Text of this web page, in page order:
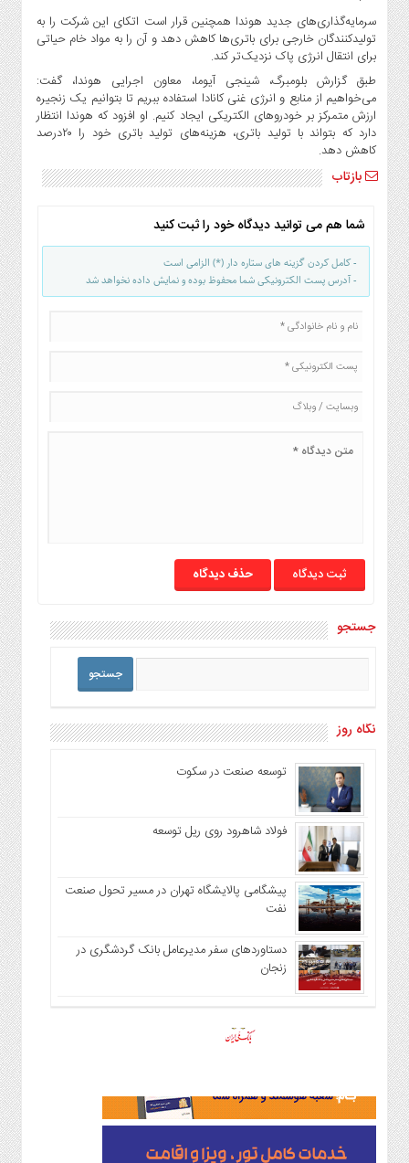
کشاورزی
و
صنایع
غذایی
سیاسی
و
بین
الملل
روز
گوناگون
سرمایه‌‌گذاری‌های جدید هوندا همچنین قرار است اتکای این شرکت را به
تولیدکنندگان خارجی برای باتری‌ها کاهش دهد و آن را به مواد خام حیاتی
برای انتقال انرژی پاک نزدیک‌تر کند.
طبق گزارش بلومبرگ، شینجی آیوما، معاون اجرایی هوندا، گفت:
می‌خواهیم از منابع و انرژی غنی کانادا استفاده ببریم تا بتوانیم یک زنجیره
ارزش متمرکز بر خودروهای الکتریکی ایجاد کنیم. او افزود که هوندا انتظار
دارد که بتواند با تولید باتری، هزینه‌های تولید باتری خود را ۲۰درصد
کاهش دهد.
بازتاب
شما هم می توانید دیدگاه خود را ثبت کنید
- کامل کردن گزینه های ستاره دار (*) الزامی است
- آدرس پست الکترونیکی شما محفوظ بوده و نمایش داده نخواهد شد
حذف دیدگاه
جستجو
نگاه روز
توسعه صنعت در سکوت
فولاد شاهرود روی ریل توسعه
پیشگامی پالایشگاه تهران در مسیر تحول صنعت
نفت
دستاوردهای سفر مدیرعامل بانک گردشگری در
زنجان